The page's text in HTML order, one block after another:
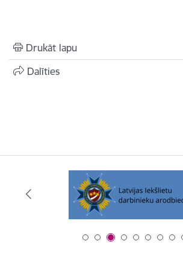
Drukāt lapu
Dalīties